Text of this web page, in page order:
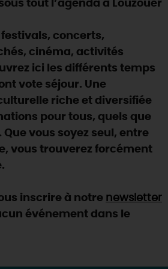
LES ACTIVITÉS
et créatives
nique
?
d'Art
L'ART DE VIVRE
auprès des animaux 🐎
coulisses de la Faïencerie de
Gien !
les parcours Baludik 🕵️
saison de festivals 🎉
de la nature en 2026
en famille dans le Loiret !
animations "Loiret au fil de l'eau"
Où sortir ?
SE DÉPLACER
&SERVICES
MAINTENANT
tout l’agenda à Louzouer
festivals, concerts,
cinéma, activités
ici les différents temps
vote séjour. Une
riche et diversifiée
pour tous, quels que
Que vous soyez seul, entre
vous trouverez forcément
inscrire à notre newsletter
événement dans le